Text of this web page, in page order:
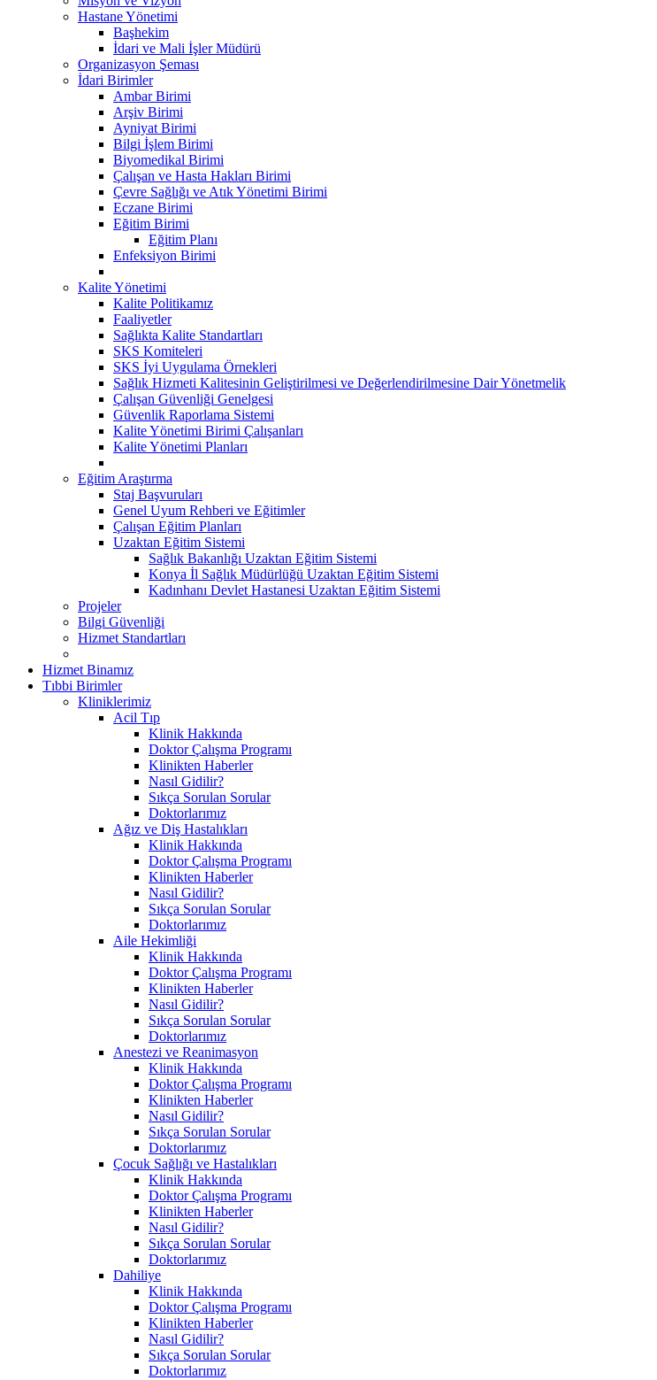
Hastane Yönetimi
Başhekim
İdari ve Mali İşler Müdürü
Organizasyon Şeması
İdari Birimler
Ambar Birimi
Arşiv Birimi
Ayniyat Birimi
Bilgi İşlem Birimi
Biyomedikal Birimi
Çalışan ve Hasta Hakları Birimi
Çevre Sağlığı ve Atık Yönetimi Birimi
Eczane Birimi
Eğitim Birimi
Eğitim Planı
Enfeksiyon Birimi
Kalite Yönetimi
Kalite Politikamız
Faaliyetler
Sağlıkta Kalite Standartları
SKS Komiteleri
SKS İyi Uygulama Örnekleri
Sağlık Hizmeti Kalitesinin Geliştirilmesi ve Değerlendirilmesine Dair Yönetmelik
Çalışan Güvenliği Genelgesi
Güvenlik Raporlama Sistemi
Kalite Yönetimi Birimi Çalışanları
Kalite Yönetimi Planları
Eğitim Araştırma
Staj Başvuruları
Genel Uyum Rehberi ve Eğitimler
Çalışan Eğitim Planları
Uzaktan Eğitim Sistemi
Sağlık Bakanlığı Uzaktan Eğitim Sistemi
Konya İl Sağlık Müdürlüğü Uzaktan Eğitim Sistemi
Kadınhanı Devlet Hastanesi Uzaktan Eğitim Sistemi
Projeler
Bilgi Güvenliği
Hizmet Standartları
Hizmet Binamız
Tıbbi Birimler
Kliniklerimiz
Acil Tıp
Klinik Hakkında
Doktor Çalışma Programı
Klinikten Haberler
Nasıl Gidilir?
Sıkça Sorulan Sorular
Doktorlarımız
Ağız ve Diş Hastalıkları
Klinik Hakkında
Doktor Çalışma Programı
Klinikten Haberler
Nasıl Gidilir?
Sıkça Sorulan Sorular
Doktorlarımız
Aile Hekimliği
Klinik Hakkında
Doktor Çalışma Programı
Klinikten Haberler
Nasıl Gidilir?
Sıkça Sorulan Sorular
Doktorlarımız
Anestezi ve Reanimasyon
Klinik Hakkında
Doktor Çalışma Programı
Klinikten Haberler
Nasıl Gidilir?
Sıkça Sorulan Sorular
Doktorlarımız
Çocuk Sağlığı ve Hastalıkları
Klinik Hakkında
Doktor Çalışma Programı
Klinikten Haberler
Nasıl Gidilir?
Sıkça Sorulan Sorular
Doktorlarımız
Dahiliye
Klinik Hakkında
Doktor Çalışma Programı
Klinikten Haberler
Nasıl Gidilir?
Sıkça Sorulan Sorular
Doktorlarımız